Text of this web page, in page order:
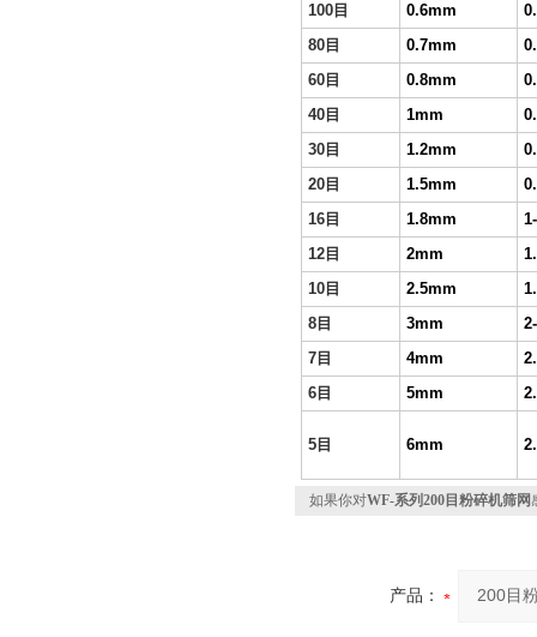
100 目 0.6mm
80 目 0.7mm
60 目 0.8mm
40 目 1mm
30 目 1.2mm
20 目 1.5mm
16 目 1.8mm
12 目 2mm
10 目 2.5mm
8 目 3mm
7 目 4mm
6 目 5mm
5 目 6mm
如果你对WF-系列200目粉碎机筛网
产品：